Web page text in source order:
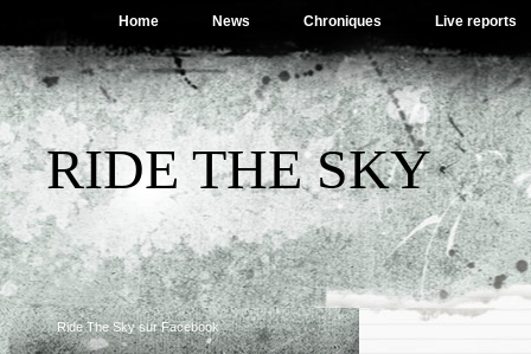
Home News Chroniques Live reports
RIDE THE SKY
Ride The Sky sur Facebook